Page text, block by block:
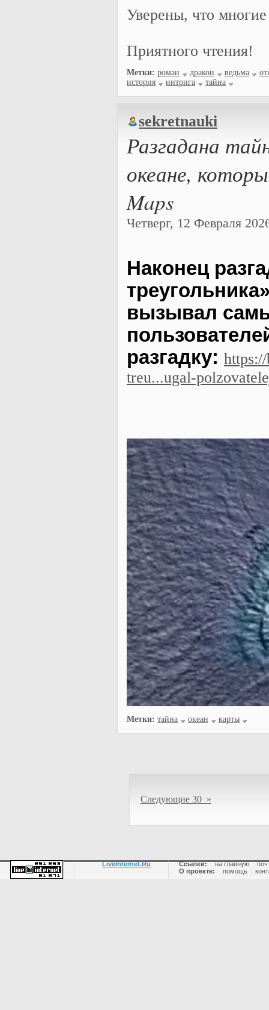
Уверены, что
Приятного чтения!
Метки: роман дракон ведьма
история
интрига тайна
sekretnauki
Разгадана
океане,
Maps
Четверг, 12 Февраля
Наконец
вызывал
разгадку:
treu...ugal-
Метки: тайна океан карты
Следующие 30 »
LiveInternet.Ru Ссылки: на главную |
О проекте:
помощь